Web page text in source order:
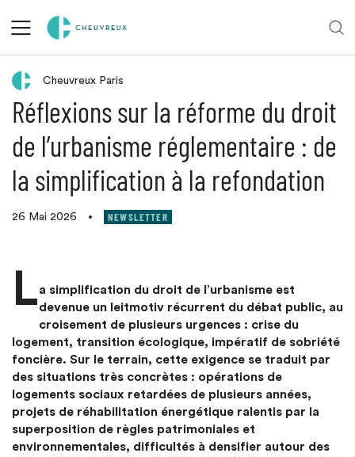
Retour aux actualités
Cheuvreux Paris
Réflexions sur la réforme du droit
de l’urbanisme réglementaire : de
la simplification à la refondation
26 Mai 2026 • NEWSLETTER
La simplification du droit de l’urbanisme est
devenue un leitmotiv récurrent du débat public, au
croisement de plusieurs urgences : crise du
logement, transition écologique, impératif de sobriété
foncière. Sur le terrain, cette exigence se traduit par
des situations très concrètes : opérations de
logements sociaux retardées de plusieurs années,
projets de réhabilitation énergétique ralentis par la
superposition de règles patrimoniales et
environnementales, difficultés à densifier autour des